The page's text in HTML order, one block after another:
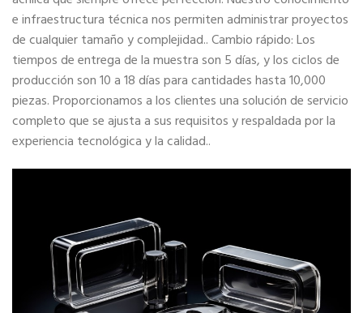
e infraestructura técnica nos permiten administrar proyectos
de cualquier tamaño y complejidad.. Cambio rápido: Los
tiempos de entrega de la muestra son 5 días, y los ciclos de
producción son 10 a 18 días para cantidades hasta 10,000
piezas. Proporcionamos a los clientes una solución de servicio
completo que se ajusta a sus requisitos y respaldada por la
experiencia tecnológica y la calidad..